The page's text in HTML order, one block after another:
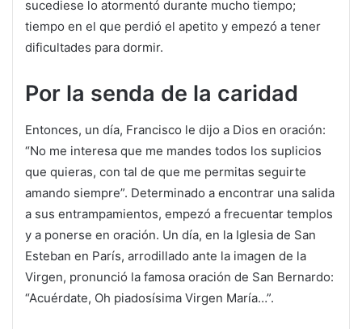
sucediese lo atormentó durante mucho tiempo;
tiempo en el que perdió el apetito y empezó a tener
dificultades para dormir.
Por la senda de la caridad
Entonces, un día, Francisco le dijo a Dios en oración:
“No me interesa que me mandes todos los suplicios
que quieras, con tal de que me permitas seguirte
amando siempre”. Determinado a encontrar una salida
a sus entrampamientos, empezó a frecuentar templos
y a ponerse en oración. Un día, en la Iglesia de San
Esteban en París, arrodillado ante la imagen de la
Virgen, pronunció la famosa oración de San Bernardo:
“Acuérdate, Oh piadosísima Virgen María…”.